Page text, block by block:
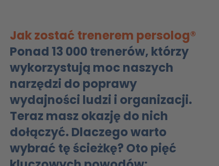
Jak zostać trenerem persolog®
Ponad 13 000 trenerów, którzy
wykorzystują moc naszych
narzędzi do poprawy
wydajności ludzi i organizacji.
Teraz masz okazję do nich
dołączyć. Dlaczego warto
wybrać tę ścieżkę? Oto pięć